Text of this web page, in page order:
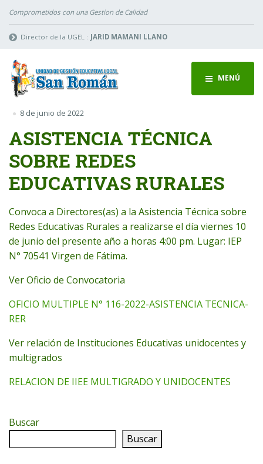
Comprometidos con una Gestion de Calidad
Director de la UGEL : JARID MAMANI LLANO
MENÚ
8 de junio de 2022
ASISTENCIA TÉCNICA
SOBRE REDES
EDUCATIVAS RURALES
Convoca a Directores(as) a la Asistencia Técnica sobre
Redes Educativas Rurales a realizarse el día viernes 10
de junio del presente año a horas 4:00 pm. Lugar: IEP
N° 70541 Virgen de Fátima.
Ver Oficio de Convocatoria
OFICIO MULTIPLE N° 116-2022-ASISTENCIA TECNICA-
RER
Ver relación de Instituciones Educativas unidocentes y
multigrados
RELACION DE IIEE MULTIGRADO Y UNIDOCENTES
Buscar
Buscar